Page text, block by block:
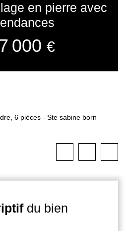
en pierre avec
000 €
6 pièces - Ste sabine born
du bien